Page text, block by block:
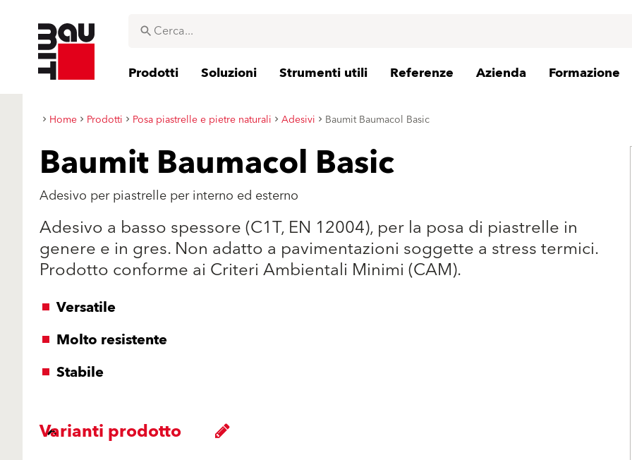
Prodotti Soluzioni Strumenti utili Referenze Azienda Formazione
Home Prodotti Posa piastrelle e pietre naturali Adesivi Baumit Baumacol Basic
Baumit Baumacol Basic
Adesivo per piastrelle per interno ed esterno
Adesivo a basso spessore (C1T, EN 12004), per la posa di piastrelle in
genere e in gres. Non adatto a pavimentazioni soggette a stress termici.
Prodotto conforme ai Criteri Ambientali Minimi (CAM).
Versatile
Molto resistente
Stabile
Varianti prodotto